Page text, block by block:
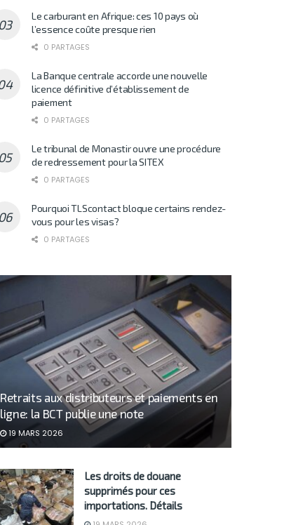
Le carburant en Afrique: ces 10 pays où
l’essence coûte presque rien
0 PARTAGES
La Banque centrale accorde une nouvelle
licence définitive d’établissement de
paiement
0 PARTAGES
Le tribunal de Monastir ouvre une procédure
de redressement pour la SITEX
0 PARTAGES
Pourquoi TLScontact bloque certains rendez-
vous pour les visas?
0 PARTAGES
Retraits aux distributeurs et paiements en
ligne: la BCT publie une note
19 MARS 2026
Les droits de douane
supprimés pour ces
importations. Détails